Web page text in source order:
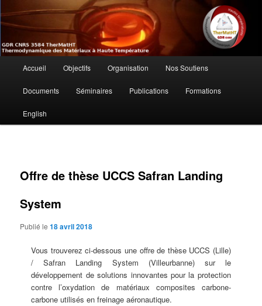
au
contenu
principalGdR TherMatHT –
Thermodynamique des Matériaux à
Haute Température
principal
Accueil Objectifs Organisation Nos Soutiens
Documents Séminaires Publications Formations
English
Offre de thèse UCCS Safran Landing
System
Publié le18 avril 2018
Vous trouverez ci-dessous une offre de thèse UCCS (Lille)
/ Safran Landing System (Villeurbanne) sur le
développement de solutions innovantes pour la protection
contre l’oxydation de matériaux composites carbone-
carbone utilisés en freinage aéronautique.